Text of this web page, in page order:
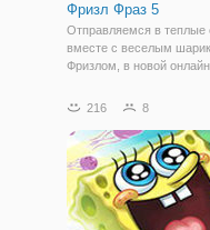
Фризл Фраз 5
Отправляемся в теплые
вместе с веселым
Фризлом, в новой онлайн
приключенческого
задания, новый дизайн,
числе изменился сам
216 8